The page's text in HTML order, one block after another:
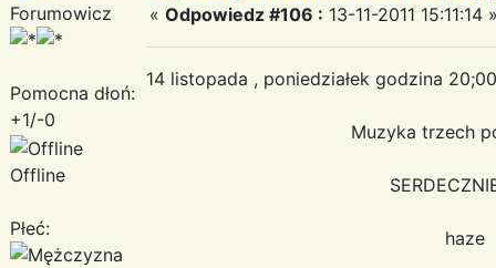
Forumowicz
Pomocna dłoń:
+1/-0
Offline
Płeć:
« Odpowiedz #106 : 13-11-2011 15:11:14
14 listopada , poniedziałek godzina
Muzyka trzech pokoleń
SERDECZNIE
haze